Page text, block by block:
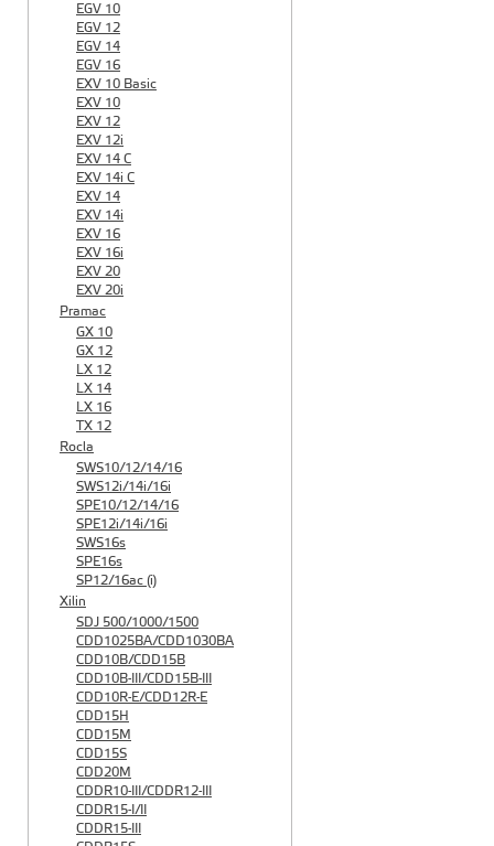
EGV 10
EGV 12
EGV 14
EGV 16
EXV 10 Basic
EXV 10
EXV 12
EXV 12i
EXV 14 C
EXV 14i C
EXV 14
EXV 14i
EXV 16
EXV 16i
EXV 20
EXV 20i
Pramac
GX 10
GX 12
LX 12
LX 14
LX 16
TX 12
Rocla
SWS10/12/14/16
SWS12i/14i/16i
SPE10/12/14/16
SPE12i/14i/16i
SWS16s
SPE16s
SP12/16ac (i)
Xilin
SDJ 500/1000/1500
CDD1025BA/CDD1030BA
CDD10B/CDD15B
CDD10B-III/CDD15B-III
CDD10R-E/CDD12R-E
CDD15H
CDD15M
CDD15S
CDD20M
CDDR10-III/CDDR12-III
CDDR15-I/II
CDDR15-III